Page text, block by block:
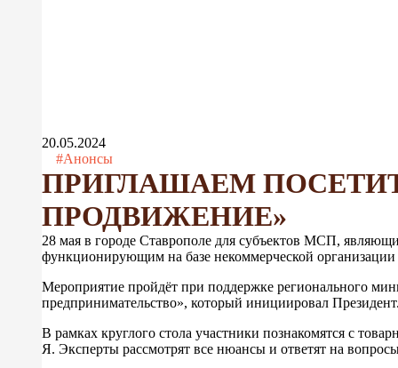
20.05.2024
#Анонсы
ПРИГЛАШАЕМ
ПРОДВИЖЕНИЕ»
28 мая в городе Ставрополе для субъектов МСП,
функционирующим на базе некоммерческой
Мероприятие пройдёт при поддержке регионального
предпринимательство», который инициировал Президент.
В рамках круглого стола участники познакомятся с
Я. Эксперты рассмотрят все нюансы и ответят на